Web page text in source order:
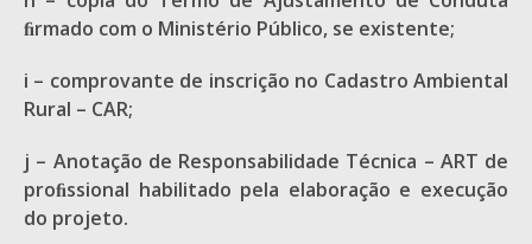
ﬁrmado com o Ministério Público, se existente;
i – comprovante de inscrição no Cadastro Ambiental
Rural – CAR;
j – Anotação de Responsabilidade Técnica – ART de
proﬁssional habilitado pela elaboração e execução
do projeto.